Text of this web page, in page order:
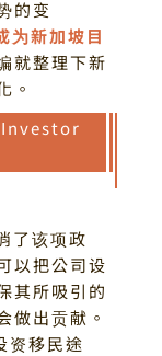
的变
为新加坡目
就整理下新
。
Investor
了该项政
以把公司设
其所吸引的
做出贡献。
资移民途